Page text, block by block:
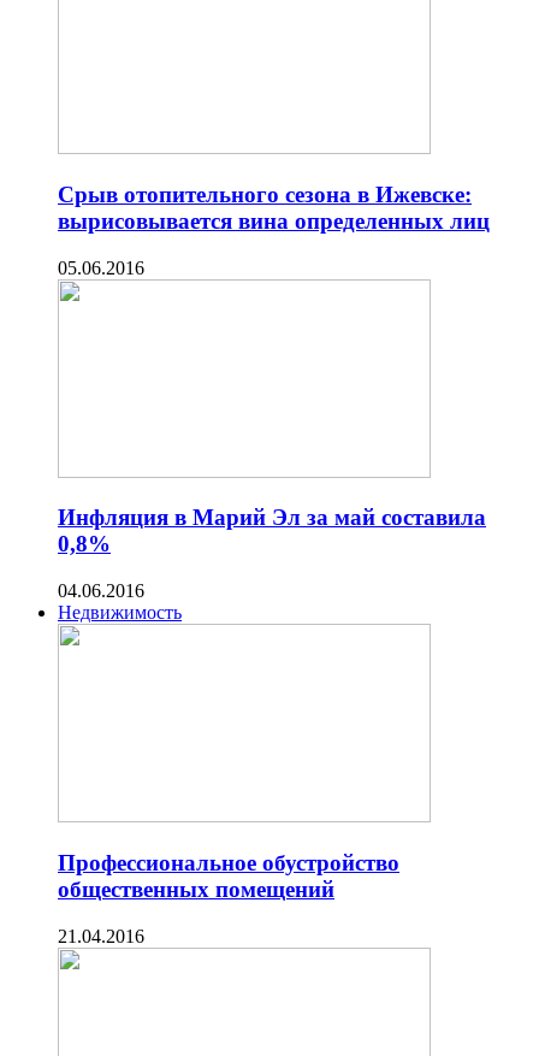
Срыв отопительного сезона в Ижевске:
вырисовывается вина определенных лиц
05.06.2016
Инфляция в Марий Эл за май составила
0,8%
04.06.2016
Недвижимость
Профессиональное обустройство
общественных помещений
21.04.2016